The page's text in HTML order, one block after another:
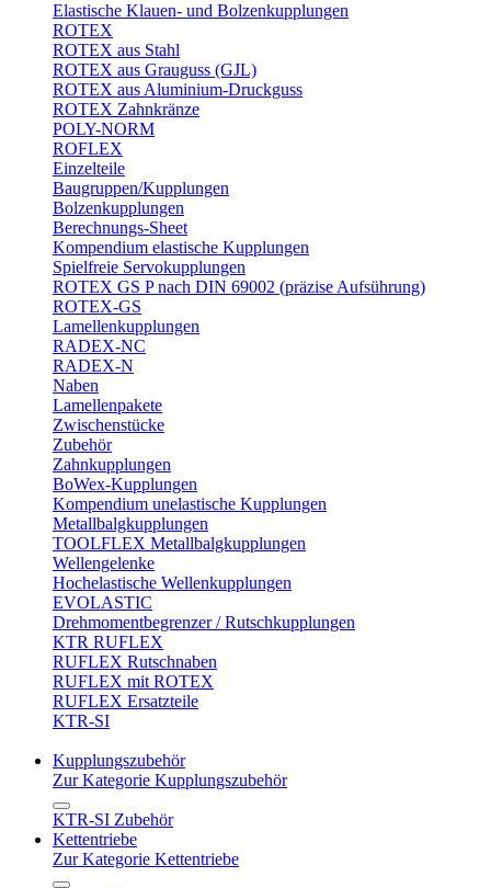
Elastische Klauen- und Bolzenkupplungen
ROTEX
ROTEX aus Stahl
ROTEX aus Grauguss (GJL)
ROTEX aus Aluminium-Druckguss
ROTEX Zahnkränze
POLY-NORM
ROFLEX
Einzelteile
Baugruppen/Kupplungen
Bolzenkupplungen
Berechnungs-Sheet
Kompendium elastische Kupplungen
Spielfreie Servokupplungen
ROTEX GS P nach DIN 69002 (präzise Aufsührung)
ROTEX-GS
Lamellenkupplungen
RADEX-NC
RADEX-N
Naben
Lamellenpakete
Zwischenstücke
Zubehör
Zahnkupplungen
BoWex-Kupplungen
Kompendium unelastische Kupplungen
Metallbalgkupplungen
TOOLFLEX Metallbalgkupplungen
Wellengelenke
Hochelastische Wellenkupplungen
EVOLASTIC
Drehmomentbegrenzer / Rutschkupplungen
KTR RUFLEX
RUFLEX Rutschnaben
RUFLEX mit ROTEX
RUFLEX Ersatzteile
KTR-SI
Kupplungszubehör
Zur Kategorie Kupplungszubehör
KTR-SI Zubehör
Kettentriebe
Zur Kategorie Kettentriebe